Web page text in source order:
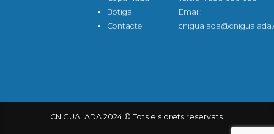
Botiga
Contacte
Email:
CNIGUALADA 2024 © Tots els drets reservats.